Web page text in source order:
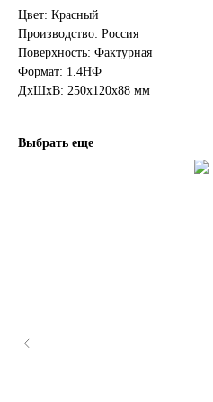
Цвет: Красный
Производство: Россия
Поверхность: Фактурная
Формат: 1.4НФ
ДxШxВ: 250x120x88 мм
Выбрать еще